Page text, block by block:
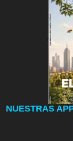
NUESTRAS